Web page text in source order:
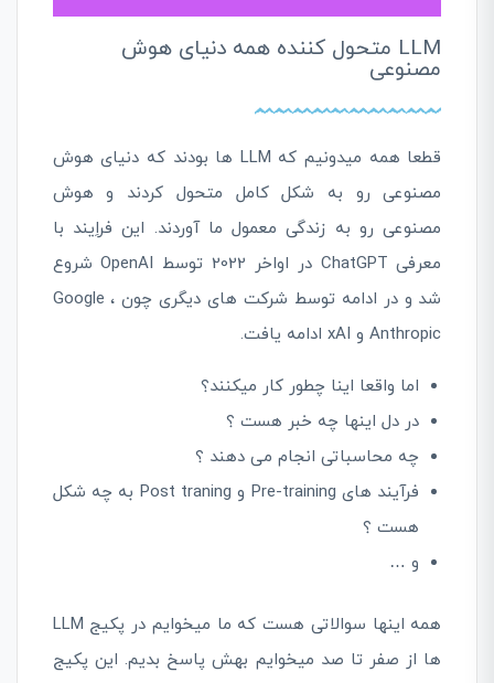
LLM متحول کننده همه دنیای هوش
مصنوعی
قطعا همه میدونیم که LLM ها بودند که دنیای هوش
مصنوعی رو به شکل کامل متحول کردند و هوش
مصنوعی رو به زندگی معمول ما آوردند. این فراِیند با
معرفی ChatGPT در اواخر 2022 توسط OpenAI شروع
شد و در ادامه توسط شرکت های دیگری چون Google ،
Anthropic و xAI ادامه یافت.
اما واقعا اینا چطور کار میکنند؟
در دل اینها چه خبر هست ؟
چه محاسباتی انجام می دهند ؟
فرآیند های Pre-training و Post traning به چه شکل
هست ؟
و …
همه اینها سوالاتی هست که ما میخوایم در پکیج LLM
ها از صفر تا صد میخوایم بهش پاسخ بدیم. این پکیج